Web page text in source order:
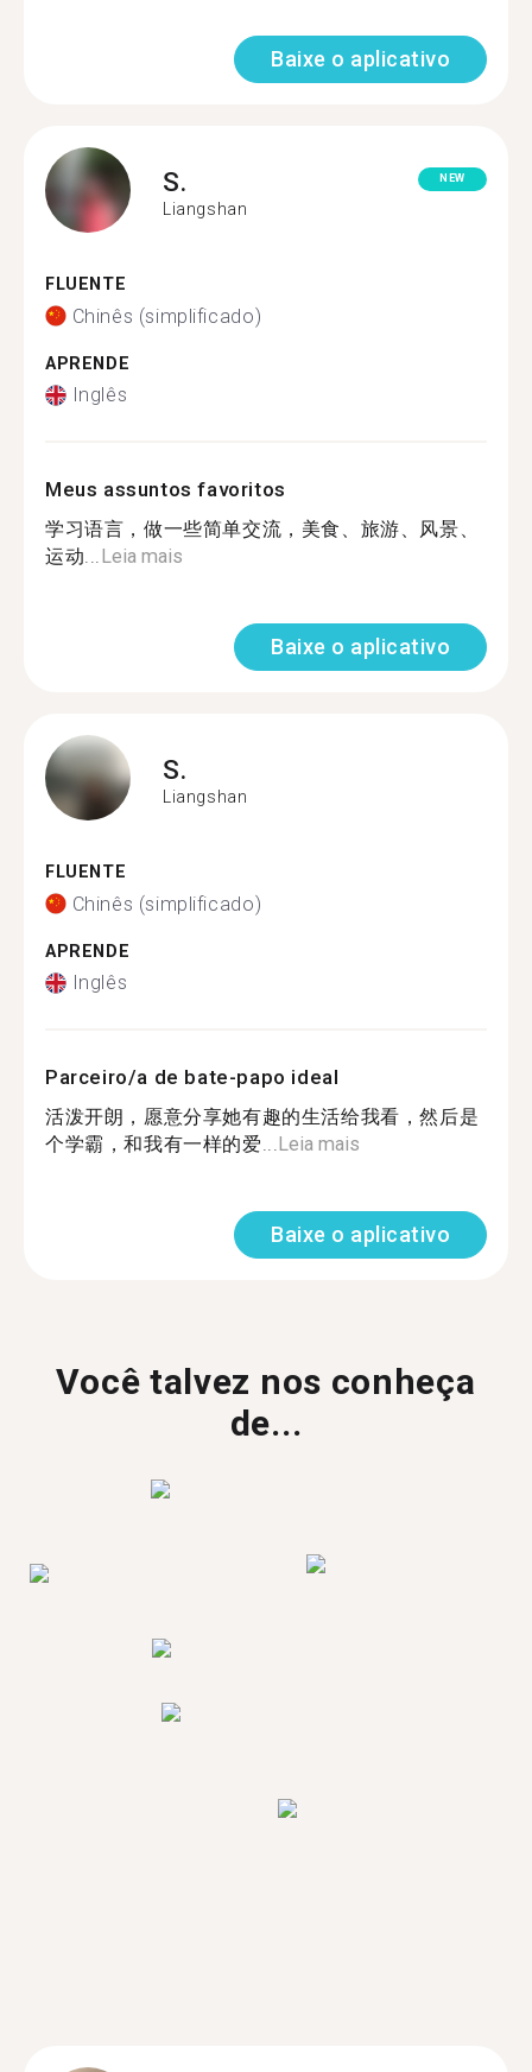
Baixe o aplicativo
S.
Liangshan
NEW
FLUENTE
Chinês (simplificado)
APRENDE
Inglês
Meus assuntos favoritos
学习语言，做一些简单交流，美食、旅游、风景、
运动...Leia mais
Baixe o aplicativo
S.
Liangshan
FLUENTE
Chinês (simplificado)
APRENDE
Inglês
Parceiro/a de bate-papo ideal
活泼开朗，愿意分享她有趣的生活给我看，然后是
个学霸，和我有一样的爱...Leia mais
Baixe o aplicativo
Você talvez nos conheça
de...